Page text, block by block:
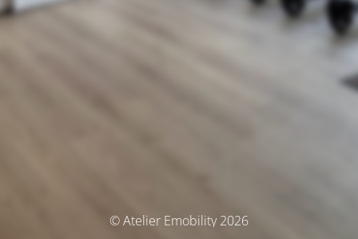
© Atelier Emobility 2026